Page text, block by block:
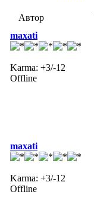
Автор
maxati
Karma: +3/-12
Offline
maxati
Karma: +3/-12
Offline